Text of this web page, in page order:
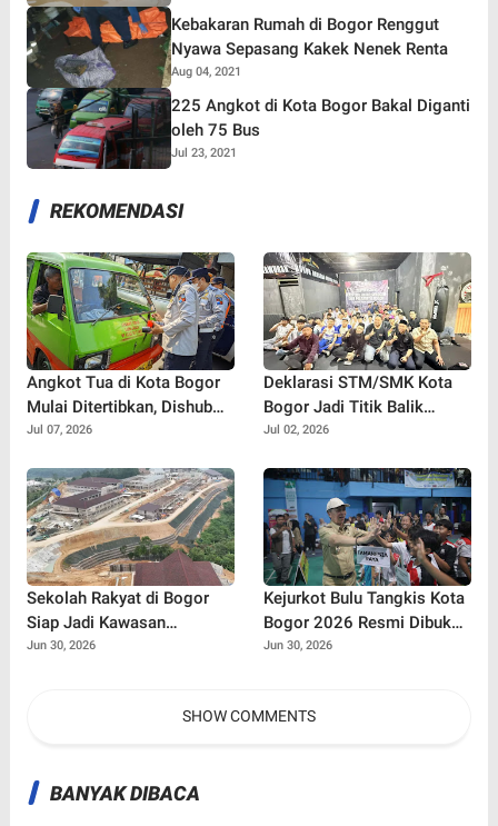
Kebakaran Rumah di Bogor Renggut
Nyawa Sepasang Kakek Nenek Renta
Aug 04, 2021
225 Angkot di Kota Bogor Bakal Diganti
oleh 75 Bus
Jul 23, 2021
REKOMENDASI
Angkot Tua di Kota Bogor
Mulai Ditertibkan, Dishub
Semprot Label 'Tidak Laik
Jul 07, 2026
Deklarasi STM/SMK Kota
Bogor Jadi Titik Balik
Perang Melawan Tawuran,
Jul 02, 2026
Sekolah Rakyat di Bogor
Siap Jadi Kawasan
Pendidikan Modern, Target
Jun 30, 2026
Kejurkot Bulu Tangkis Kota
Bogor 2026 Resmi Dibuka,
316 Atlet Muda Berebut
Jun 30, 2026
SHOW COMMENTS
BANYAK DIBACA